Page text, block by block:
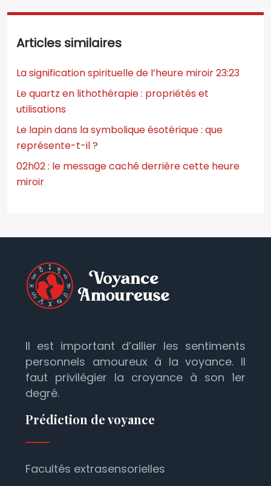
Articles similaires
La signification spirituelle de l’heure miroir 23:23
Le quartz en lithothérapie : propriétés et
utilisations
Le lapin dans la symbolique ésotérique : que
représente-t-il ?
02h02 : le message caché derrière cette heure
miroir
Il est important d’allier les sentiments
personnels amoureux à la voyance. Il
faut privilégier la croyance à son 1er
degré.
Prédiction de voyance
Facultés extrasensorielles